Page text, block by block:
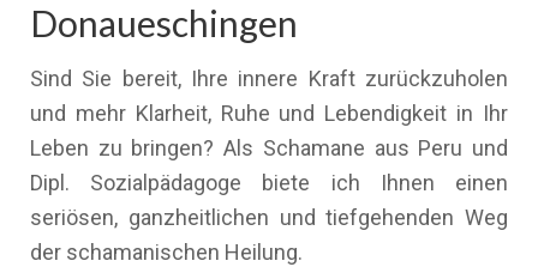
Donaueschingen
Sind Sie bereit, Ihre innere Kraft zurückzuholen
und mehr Klarheit, Ruhe und Lebendigkeit in Ihr
Leben zu bringen? Als Schamane aus Peru und
Dipl. Sozialpädagoge biete ich Ihnen einen
seriösen, ganzheitlichen und tiefgehenden Weg
der schamanischen Heilung.